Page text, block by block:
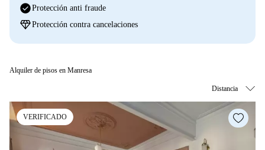
check_circleProtección anti fraude
diamondProtección contra cancelaciones
Alquiler de pisos en Manresa
VERIFICADO